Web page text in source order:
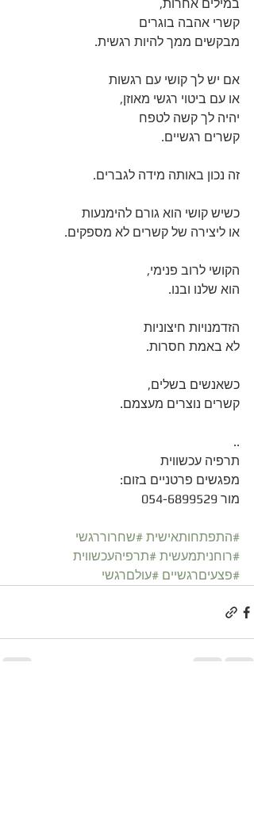
במילים אחרות,
קשרי אהבה בוגרים
מבקשים ממך להיות רגשית.
אם יש לך קושי עם רגשות
או עם ביטוי רגשי מאוזן,
יהיה לך קשה לטפח
קשרים רגשיים.
זה נכון באותה מידה לגברים.
כשיש קושי הוא גורם להימנעות
או ליצירה של קשרים לא מספקים.
הקושי לרוב פנימי,
הוא שלנו ובנו.
הזדמנויות חיצוניות
לא באמת חסרות.
כשאנשים בשלים,
קשרים נוצרים מעצמם.
..
תרפיה עכשווית
מפגשים פרטניים בזום:
מור 054-6899529
#התפתחותאישית #שחרוררגשי
#רוחניתמעשית #תרפיהעכשווית
#פצעיםרגשיים #עולםרגשי